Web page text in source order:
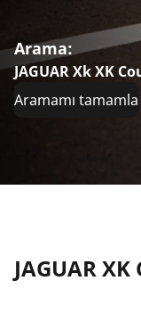
Arama:
JAGUAR Xk XK
Aramamı tamamla
JAGUAR